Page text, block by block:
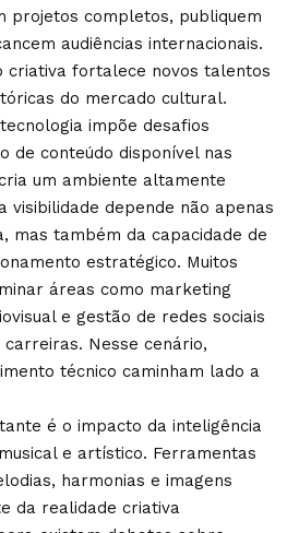
projetos completos, publiquem
audiências internacionais.
criativa fortalece novos talentos
do mercado cultural.
impõe desafios
de conteúdo disponível nas
um ambiente altamente
visibilidade depende não apenas
mas também da capacidade de
estratégico. Muitos
áreas como marketing
e gestão de redes sociais
Nesse cenário,
técnico caminham lado a
é o impacto da inteligência
e artístico. Ferramentas
harmonias e imagens
da realidade criativa